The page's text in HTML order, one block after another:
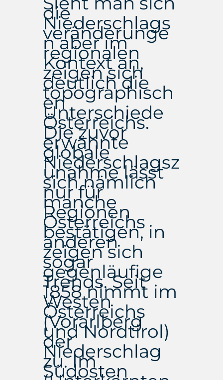
die
Niederschlags
veränderunge
n aber im
regionalen
Kontext an,
zeigen sich
deutlich die
topographisch
en
Unterschiede
Österreichs.
Die zuvor
erwähnte
globale
Niederschlagsz
unahme lässt
sich nämlich
nur für
manche
Regionen
Österreichs
bestätigen, in
anderen
zeigen sich
sogar
gegenläufige
Trends. Seit
1858 nimmt im
Westen
Österreichs
(Vorarlberg
und Nordtirol)
der
Niederschlag
zu. Im
Südosten